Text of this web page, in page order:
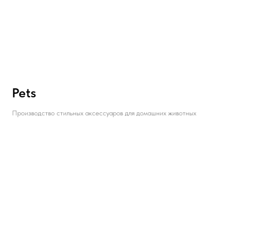
Pets
Производство стильных аксессуаров для домашних животных